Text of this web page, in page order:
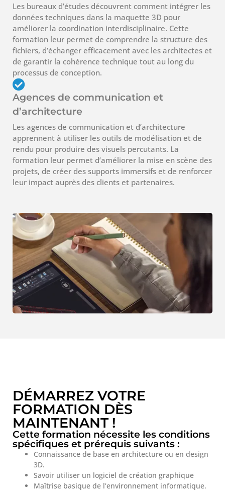
Les bureaux d’études découvrent comment intégrer les
données techniques dans la maquette 3D pour
améliorer la coordination interdisciplinaire. Cette
formation leur permet de comprendre la structure des
fichiers, d’échanger efficacement avec les architectes et
de garantir la cohérence technique tout au long du
processus de conception.
Agences de communication et
d’architecture
Les agences de communication et d’architecture
apprennent à utiliser les outils de modélisation et de
rendu pour produire des visuels percutants. La
formation leur permet d’améliorer la mise en scène des
projets, de créer des supports immersifs et de renforcer
leur impact auprès des clients et partenaires.
DÉMARREZ VOTRE
FORMATION DÈS
MAINTENANT !
Cette formation nécessite les conditions
spécifiques et prérequis suivants :
Connaissance de base en architecture ou en design
3D.
Savoir utiliser un logiciel de création graphique
Maîtrise basique de l’environnement informatique.